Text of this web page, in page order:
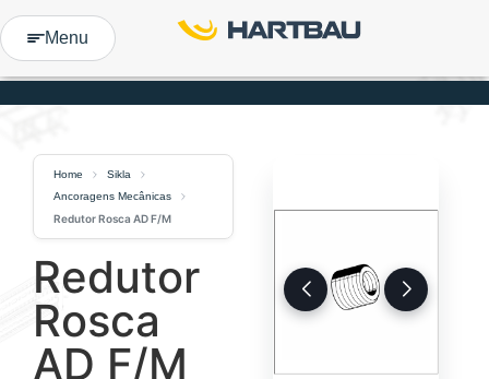
Menu
Home
Sikla
Ancoragens Mecânicas
Redutor Rosca AD F/M
Redutor
Rosca
AD F/M